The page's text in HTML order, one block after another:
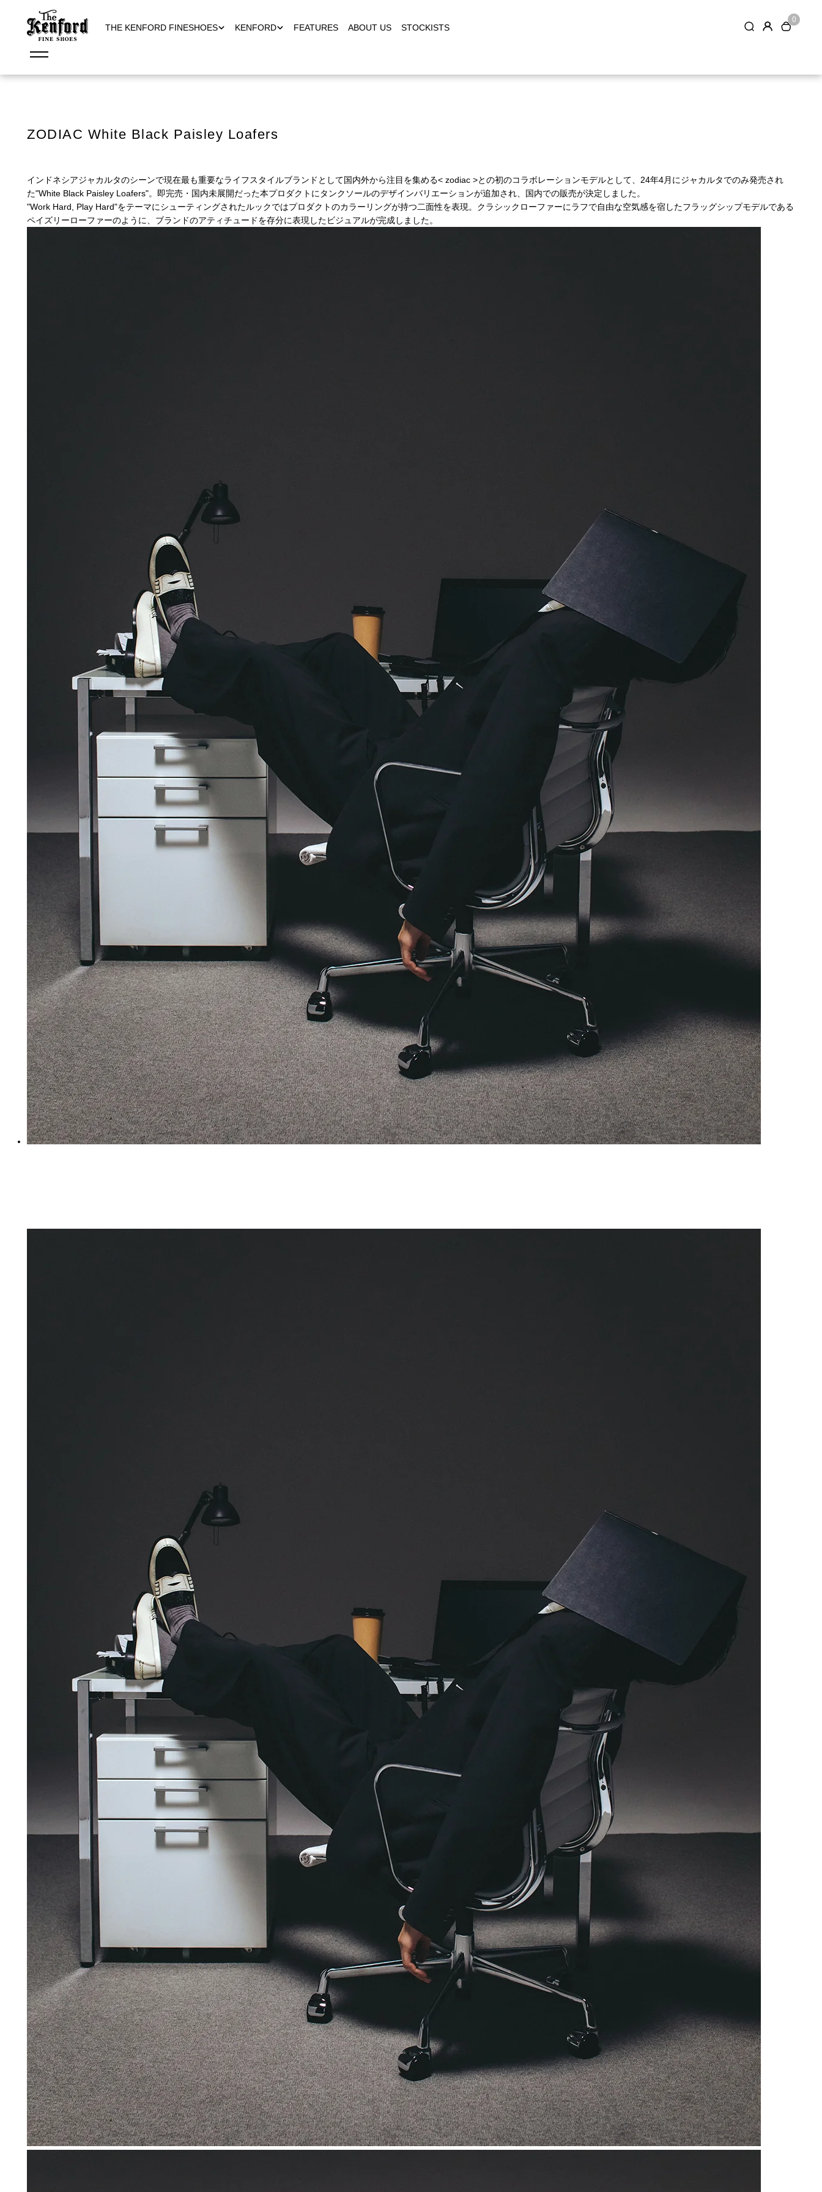
THE KENFORD FINESHOES KENFORD FEATURES ABOUT US STOCKISTS
0
ZODIAC White Black Paisley Loafers
インドネシアジャカルタのシーンで現在最も重要なライフスタイルブランドとして国内外から注目を集める< zodiac >との初のコラボレーションモデルとして、24年4月にジャカルタでのみ発売され
た"White Black Paisley Loafers"。即完売・国内未展開だった本プロダクトにタンクソールのデザインバリエーションが追加され、国内での販売が決定しました。
"Work Hard, Play Hard"をテーマにシューティングされたルックではプロダクトのカラーリングが持つ二面性を表現。クラシックローファーにラフで自由な空気感を宿したフラッグシップモデルである
ペイズリーローファーのように、ブランドのアティチュードを存分に表現したビジュアルが完成しました。